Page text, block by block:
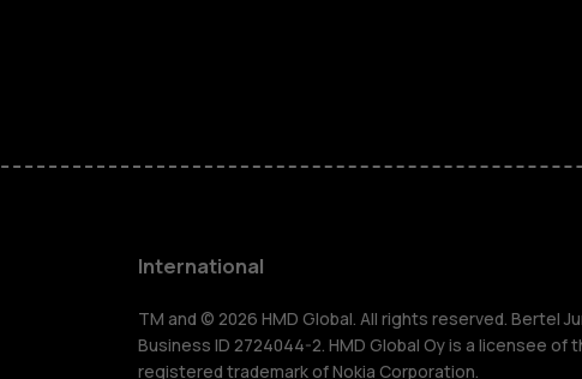
Accessories
HMD Terra M
For business
International
TM and © 2026 HMD Global. All rights reserved. Bertel
Business ID 2724044-2. HMD Global Oy is a licensee of
registered trademark of Nokia Corporation.